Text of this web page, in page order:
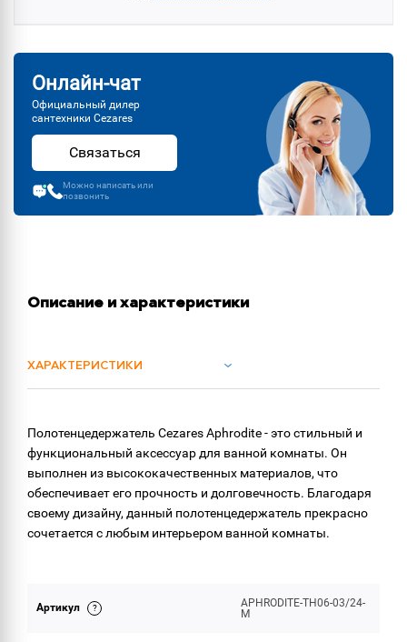
Онлайн-чат
Официальный дилер
сантехники Cezares
Связаться
Можно написать или
позвонить
Описание и характеристики
ХАРАКТЕРИСТИКИ
Полотенцедержатель Cezares Aphrodite - это стильный и
функциональный аксессуар для ванной комнаты. Он
выполнен из высококачественных материалов, что
обеспечивает его прочность и долговечность. Благодаря
своему дизайну, данный полотенцедержатель прекрасно
сочетается с любым интерьером ванной комнаты.
Артикул
APHRODITE-TH06-03/24-
M